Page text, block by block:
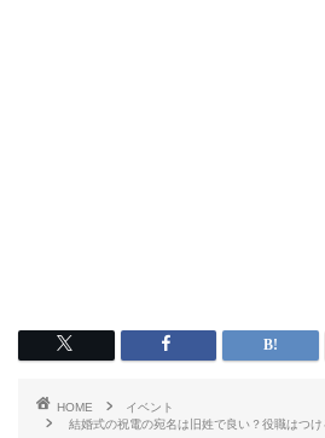
HOME
イベント
結婚式の祝電の宛名は旧姓で良い？役職はつ